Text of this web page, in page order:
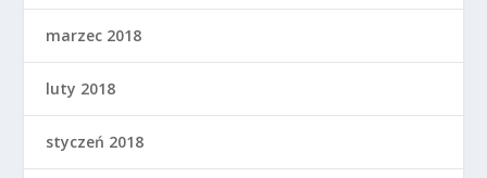
marzec 2018
luty 2018
styczeń 2018